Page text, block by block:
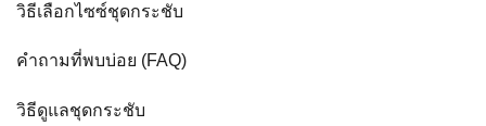
วิธีเลือกไซซ์ชุดกระชับ
คำถามที่พบบ่อย (FAQ)
วิธีดูแลชุดกระชับ